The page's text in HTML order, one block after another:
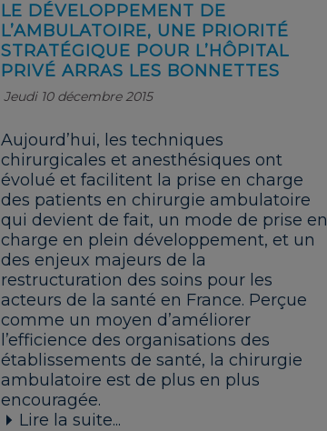
LE DÉVELOPPEMENT DE
L’AMBULATOIRE, UNE PRIORITÉ
STRATÉGIQUE POUR L’HÔPITAL
PRIVÉ ARRAS LES BONNETTES
Jeudi 10 décembre 2015
Aujourd’hui, les techniques
chirurgicales et anesthésiques ont
évolué et facilitent la prise en charge
des patients en chirurgie ambulatoire
qui devient de fait, un mode de prise en
charge en plein développement, et un
des enjeux majeurs de la
restructuration des soins pour les
acteurs de la santé en France. Perçue
comme un moyen d’améliorer
l’efficience des organisations des
établissements de santé, la chirurgie
ambulatoire est de plus en plus
encouragée.
Lire la suite...